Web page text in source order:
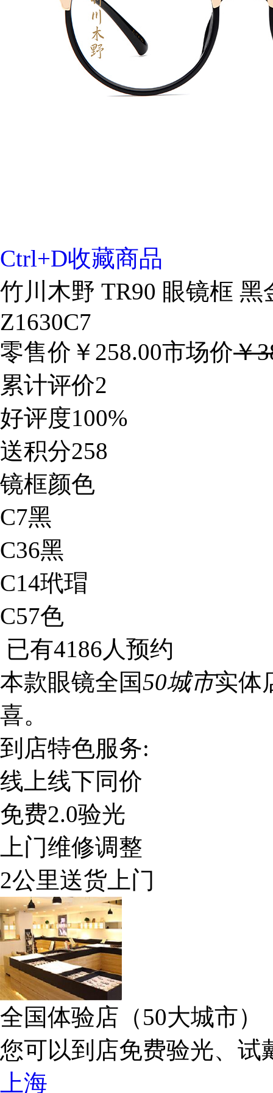
Ctrl+D收藏商品
竹川木野 TR90 眼镜框
Z1630C7
零售价￥ 258.00市场价￥
累计评价2
好评度100%
送积分258
镜框颜色
C7黑
C36黑
C14玳瑁
C57色
已有4186人预约
本款眼镜全国50城市实体
喜。
到店特色服务:
线上线下同价
免费2.0验光
上门维修调整
2公里送货上门
全国体验店（50大城市）
您可以到店免费验光、试
上海